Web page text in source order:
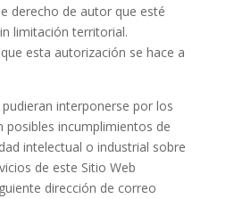
derecho de autor que esté
limitación territorial.
esta autorización se hace a
interponerse por los
posibles incumplimientos de
intelectual o industrial sobre
de este Sitio Web
dirección de correo